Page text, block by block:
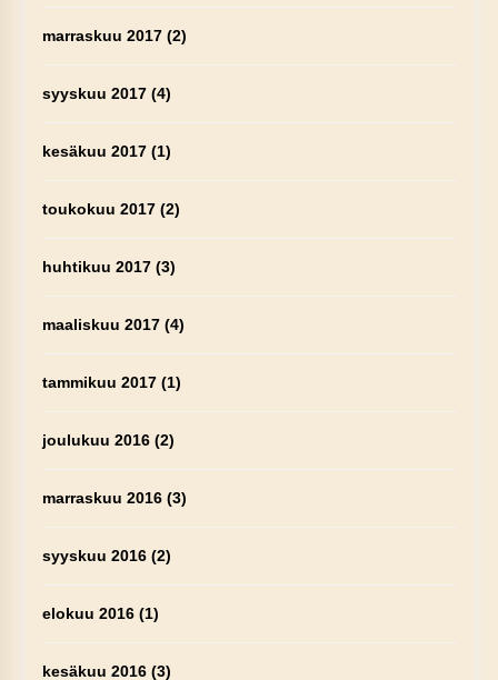
marraskuu 2017(2)
syyskuu 2017(4)
kesäkuu 2017(1)
toukokuu 2017(2)
huhtikuu 2017(3)
maaliskuu 2017(4)
tammikuu 2017(1)
joulukuu 2016(2)
marraskuu 2016(3)
syyskuu 2016(2)
elokuu 2016(1)
kesäkuu 2016(3)